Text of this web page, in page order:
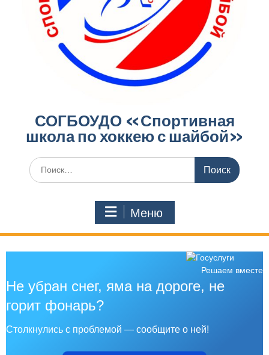
СОГБОУДО «‎Спортивная
школа по хоккею с шайбой»‎
Меню
Решаем вместе
Не убран снег, яма на дороге, не
горит фонарь?
Столкнулись с проблемой — сообщите о ней!